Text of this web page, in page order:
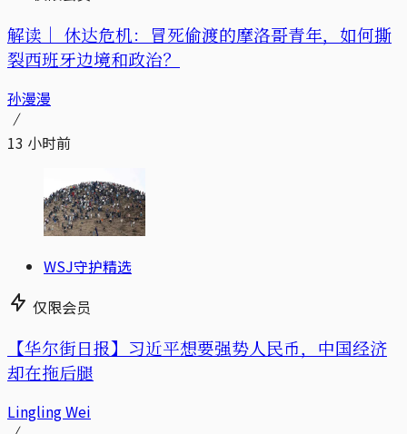
解读｜ 休达危机：冒死偷渡的摩洛哥青年，如何撕
裂西班牙边境和政治？
孙漫漫
13 小时前
WSJ守护精选
仅限会员
【华尔街日报】习近平想要强势人民币，中国经济
却在拖后腿
Lingling Wei